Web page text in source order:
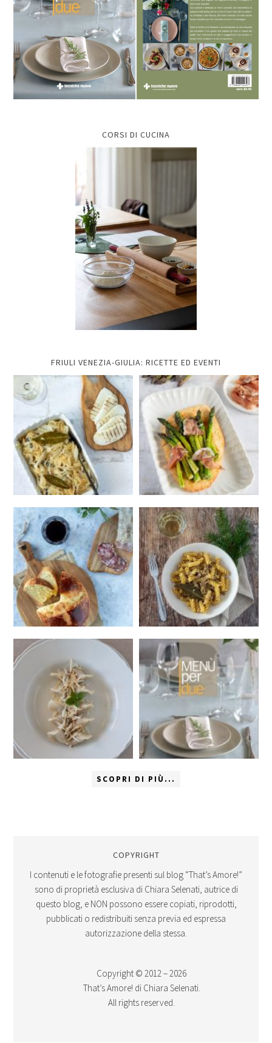
CORSI DI CUCINA
FRIULI VENEZIA-GIULIA: RICETTE ED EVENTI
SCOPRI DI PIÙ...
COPYRIGHT
I contenuti e le fotografie presenti sul blog “That’s Amore!”
sono di proprietà esclusiva di Chiara Selenati, autrice di
questo blog, e NON possono essere copiati, riprodotti,
pubblicati o redistribuiti senza previa ed espressa
autorizzazione della stessa.
Copyright © 2012 – 2026
That’s Amore! di Chiara Selenati.
All rights reserved.